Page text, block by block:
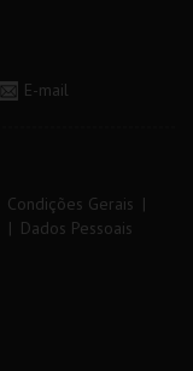
E-mail
Condições Gerais
Dados Pessoais